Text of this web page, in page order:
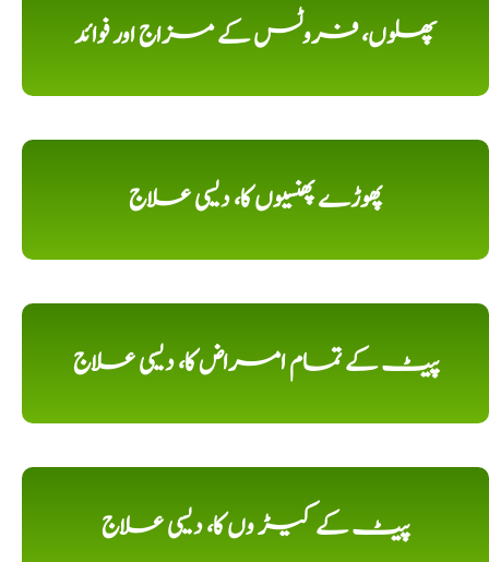
پھلوں، فروٹس کے مزاج اور فوائد
پھوڑے پھنسیوں کا، دیسی علاج
پیٹ کے تمام امراض کا، دیسی علاج
پیٹ کے کیڑ وں کا، دیسی علاج